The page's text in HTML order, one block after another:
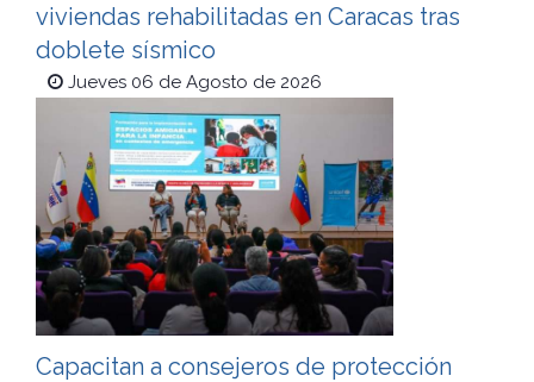
viviendas rehabilitadas en Caracas tras
doblete sísmico
Jueves 06 de Agosto de 2026
Capacitan a consejeros de protección